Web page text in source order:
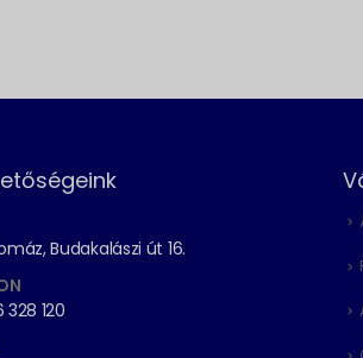
Budakalászi út 16.
328 120